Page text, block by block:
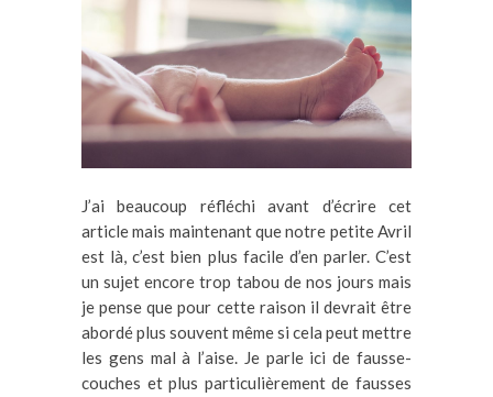
J’ai beaucoup réfléchi avant d’écrire cet
article mais maintenant que notre petite Avril
est là, c’est bien plus facile d’en parler. C’est
un sujet encore trop tabou de nos jours mais
je pense que pour cette raison il devrait être
abordé plus souvent même si cela peut mettre
les gens mal à l’aise. Je parle ici de fausse-
couches et plus particulièrement de fausses